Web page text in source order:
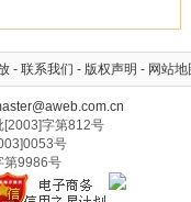
- 联系我们 - 版权声明 - 网站地
[2003]字第812号
号
第9986号